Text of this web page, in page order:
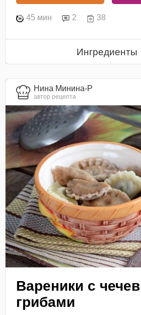
45 мин 2 38
Ингредиенты
Нина Минина-Р
автор рецепта
Вареники с
грибами